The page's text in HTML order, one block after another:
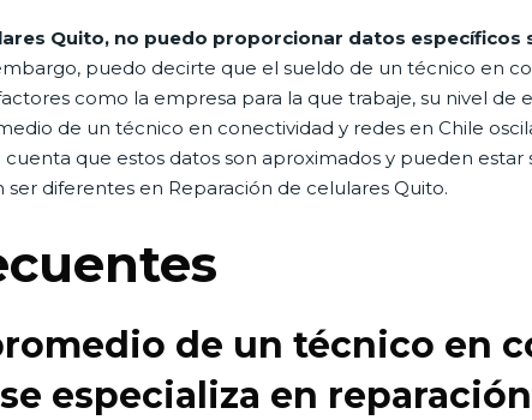
Quito, no puedo proporcionar datos específicos
puedo decirte que el sueldo de un técnico en
como la empresa para la que trabaje, su nivel de
de un técnico en conectividad y redes en Chile
que estos datos son aproximados y pueden estar
diferentes en Reparación de celulares Quito.
de un técnico en
especializa en